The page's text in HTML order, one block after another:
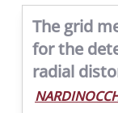
The grid
for the
radial